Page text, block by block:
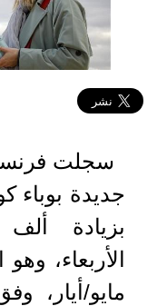
جديدة بوباء
بزيادة
الأربعاء،
مايو/أيار،